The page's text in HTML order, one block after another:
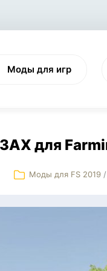
Моды для игр
VALHEIM
для
Моды для FS 2019 /